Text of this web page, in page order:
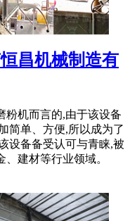
昌机械制造有
粉机而言的,由于该设备
简单、方便,所以成为了
设备备受认可与青睐,被
建材等行业领域。